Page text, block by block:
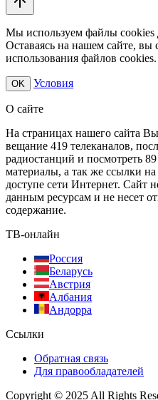
Мы используем файлы cookies
Оставаясь на нашем сайте, вы
использования файлов cookies.
OK Условия
О сайте
На страницах нашего сайта
вещание 419 телеканалов,
радиостанций и посмотреть
материалы, а так же ссылки
доступе сети Интернет. Сайт
данным ресурсам и не несет
содержание.
ТВ-онлайн
Россия
Беларусь
Австрия
Албания
Андорра
Ссылки
Обратная связь
Для правообладателей
Copyright © 2025 All Rights